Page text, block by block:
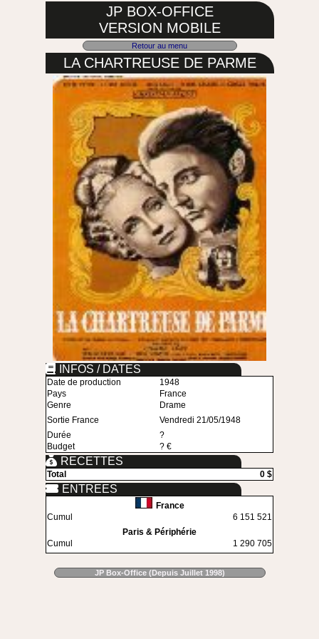
JP BOX-OFFICE
VERSION MOBILE
Retour au menu
LA CHARTREUSE DE PARME
INFOS / DATES
Date de production
1948
Pays
France
Genre
Drame
Sortie France
Vendredi 21/05/1948
Durée
?
Budget
? €
RECETTES
Total 0 $
ENTREES
France
Cumul
6 151 521
Paris & Périphérie
Cumul
1 290 705
JP Box-Office (Depuis Juillet 1998)